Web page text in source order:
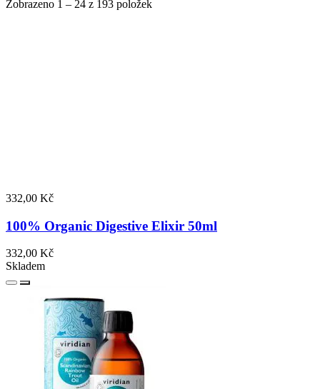
Zobrazeno 1 – 24 z 193 položek
332,00 Kč
100% Organic Digestive Elixir 50ml
332,00 Kč
Skladem